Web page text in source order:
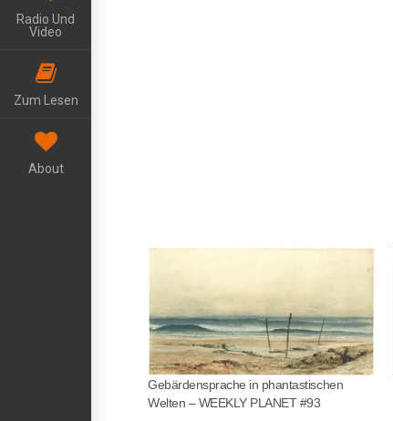
Radio Und
Video
Zum Lesen
About
Gebärdensprache in phantastischen
Welten – WEEKLY PLANET #93